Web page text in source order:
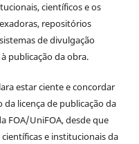
científicos e os
repositórios
de divulgação
publicação da obra.
estar ciente e concordar
da licença de publicação da
FOA/UniFOA, desde que
e institucionais da